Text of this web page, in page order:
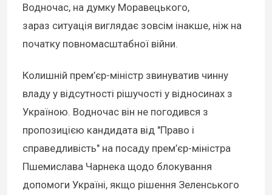
Водночас, на думку Моравецького,
зараз ситуація виглядає зовсім інакше, ніж на
початку повномасштабної війни.
Колишній прем’єр-міністр звинуватив чинну
владу у відсутності рішучості у відносинах з
Україною. Водночас він не погодився з
пропозицією кандидата від "Право і
справедливість" на посаду прем’єр-міністра
Пшемислава Чарнека щодо блокування
допомоги Україні, якщо рішення Зеленського